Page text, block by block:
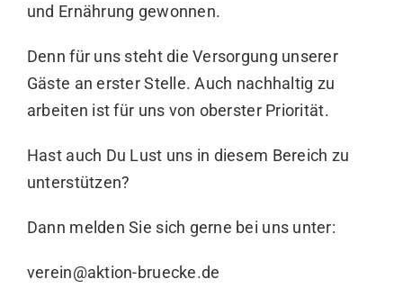
und Ernährung gewonnen.
Denn für uns steht die Versorgung unserer
Gäste an erster Stelle. Auch nachhaltig zu
arbeiten ist für uns von oberster Priorität.
Hast auch Du Lust uns in diesem Bereich zu
unterstützen?
Dann melden Sie sich gerne bei uns unter:
verein@aktion-bruecke.de